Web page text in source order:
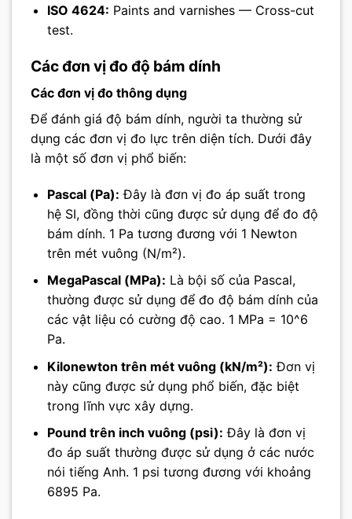
ISO 4624: Paints and varnishes — Cross-cut
test.
Các đơn vị đo độ bám dính
Các đơn vị đo thông dụng
Để đánh giá độ bám dính, người ta thường sử
dụng các đơn vị đo lực trên diện tích. Dưới đây
là một số đơn vị phổ biến:
Pascal (Pa): Đây là đơn vị đo áp suất trong
hệ SI, đồng thời cũng được sử dụng để đo độ
bám dính. 1 Pa tương đương với 1 Newton
trên mét vuông (N/m²).
MegaPascal (MPa): Là bội số của Pascal,
thường được sử dụng để đo độ bám dính của
các vật liệu có cường độ cao. 1 MPa = 10^6
Pa.
Kilonewton trên mét vuông (kN/m²): Đơn vị
này cũng được sử dụng phổ biến, đặc biệt
trong lĩnh vực xây dựng.
Pound trên inch vuông (psi): Đây là đơn vị
đo áp suất thường được sử dụng ở các nước
nói tiếng Anh. 1 psi tương đương với khoảng
6895 Pa.